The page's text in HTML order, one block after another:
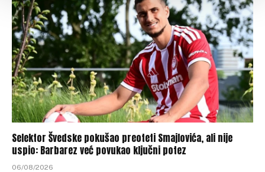
Selektor Švedske pokušao preoteti Smajlovića, ali nije
uspio: Barbarez već povukao ključni potez
06/08/2026